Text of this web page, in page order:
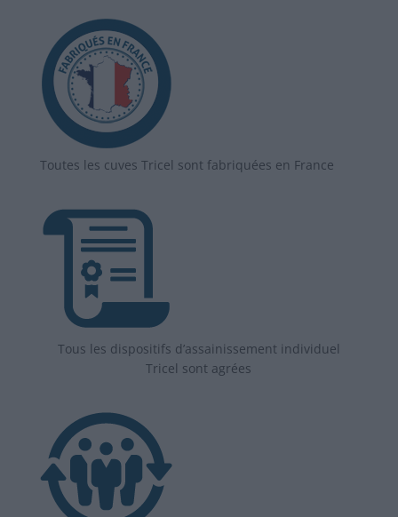
Toutes les cuves Tricel sont fabriquées en France
Tous les dispositifs d’assainissement individuel
Tricel sont agrées